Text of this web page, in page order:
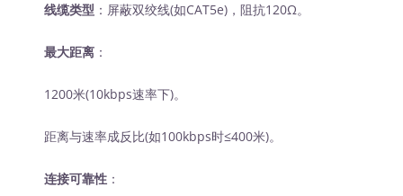
线缆类型 ：屏蔽双绞线(如CAT5e)，阻抗120Ω。
最大距离 ：
1200米(10kbps速率下)。
距离与速率成反比(如100kbps时≤400米)。
连接可靠性 ：